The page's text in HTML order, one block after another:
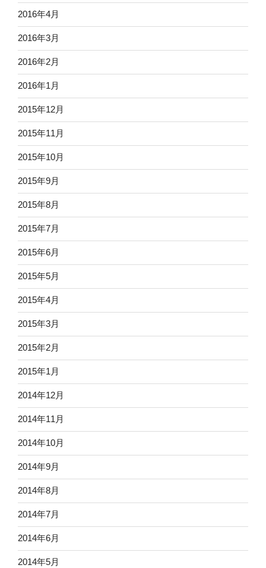
2016年4月
2016年3月
2016年2月
2016年1月
2015年12月
2015年11月
2015年10月
2015年9月
2015年8月
2015年7月
2015年6月
2015年5月
2015年4月
2015年3月
2015年2月
2015年1月
2014年12月
2014年11月
2014年10月
2014年9月
2014年8月
2014年7月
2014年6月
2014年5月